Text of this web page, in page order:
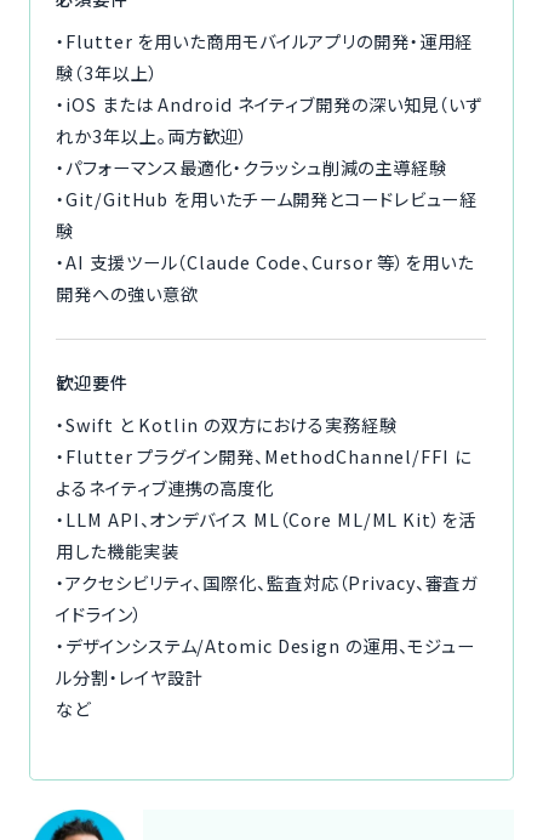
・Flutter を用いた商用モバイルアプリの開発・運用経
験（3年以上）
・iOS または Android ネイティブ開発の深い知見（いず
れか3年以上。両方歓迎）
・パフォーマンス最適化・クラッシュ削減の主導経験
・Git/GitHub を用いたチーム開発とコードレビュー経
験
・AI 支援ツール（Claude Code、Cursor 等）を用いた
開発への強い意欲
歓迎要件
・Swift と Kotlin の双方における実務経験
・Flutter プラグイン開発、MethodChannel/FFI に
よるネイティブ連携の高度化
・LLM API、オンデバイス ML（Core ML/ML Kit）を活
用した機能実装
・アクセシビリティ、国際化、監査対応（Privacy、審査ガ
イドライン）
・デザインシステム/Atomic Design の運用、モジュー
ル分割・レイヤ設計
など